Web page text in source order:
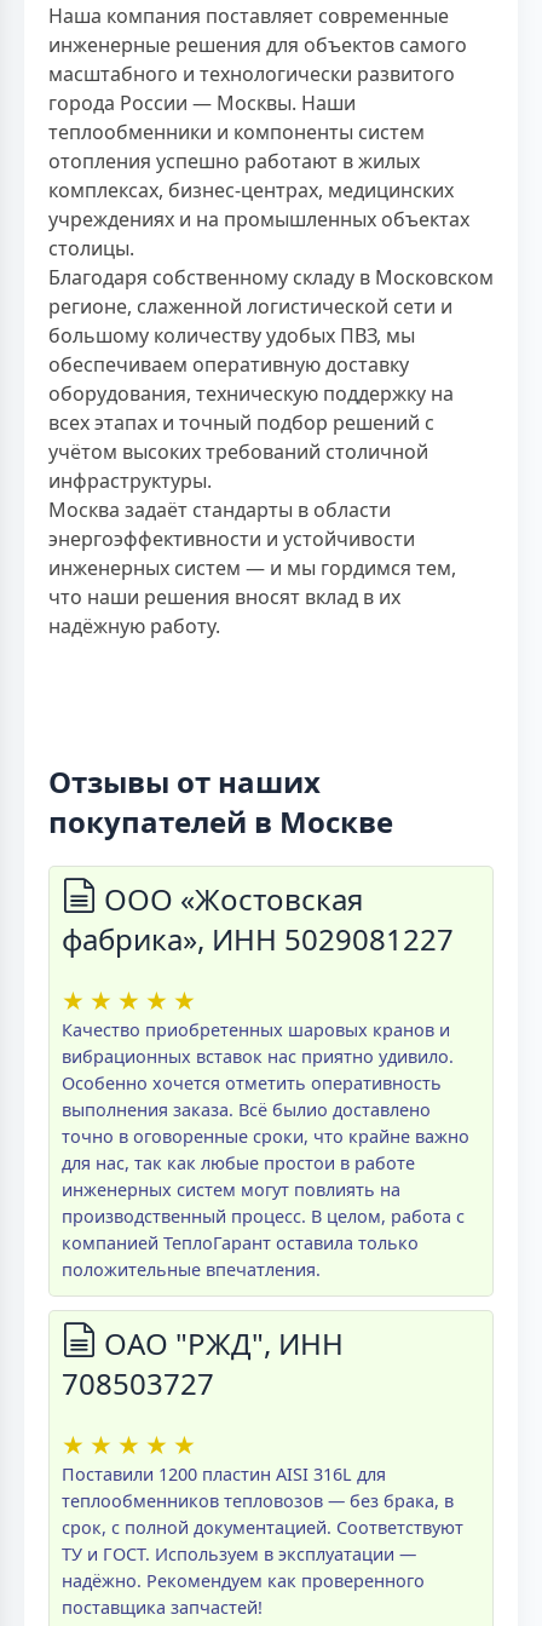
Наша компания поставляет современные
инженерные решения для объектов самого
масштабного и технологически развитого
города России — Москвы. Наши
теплообменники и компоненты систем
отопления успешно работают в жилых
комплексах, бизнес-центрах, медицинских
учреждениях и на промышленных объектах
столицы.
Благодаря собственному складу в Московском
регионе, слаженной логистической сети и
большому количеству удобых ПВЗ, мы
обеспечиваем оперативную доставку
оборудования, техническую поддержку на
всех этапах и точный подбор решений с
учётом высоких требований столичной
инфраструктуры.
Москва задаёт стандарты в области
энергоэффективности и устойчивости
инженерных систем — и мы гордимся тем,
что наши решения вносят вклад в их
надёжную работу.
Отзывы от наших
покупателей в Москве
ООО «Жостовская
фабрика», ИНН 5029081227
★ ★ ★ ★ ★
Качество приобретенных шаровых кранов и
вибрационных вставок нас приятно удивило.
Особенно хочется отметить оперативность
выполнения заказа. Всё былио доставлено
точно в оговоренные сроки, что крайне важно
для нас, так как любые простои в работе
инженерных систем могут повлиять на
производственный процесс. В целом, работа с
компанией ТеплоГарант оставила только
положительные впечатления.
ОАО "РЖД", ИНН
708503727
★ ★ ★ ★ ★
Поставили 1200 пластин AISI 316L для
теплообменников тепловозов — без брака, в
срок, с полной документацией. Соответствуют
ТУ и ГОСТ. Используем в эксплуатации —
надёжно. Рекомендуем как проверенного
поставщика запчастей!